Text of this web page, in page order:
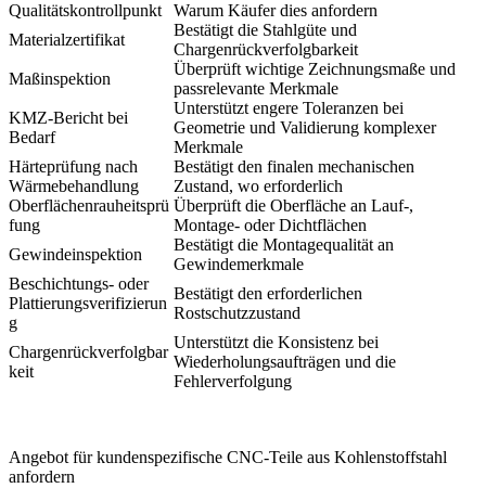
Qualitätskontrollpunkt
Warum Käufer dies anfordern
Materialzertifikat
Bestätigt die Stahlgüte und
Chargenrückverfolgbarkeit
Maßinspektion
Überprüft wichtige Zeichnungsmaße und
passrelevante Merkmale
KMZ-Bericht bei
Bedarf
Unterstützt engere Toleranzen bei
Geometrie und Validierung komplexer
Merkmale
Härteprüfung nach
Wärmebehandlung
Bestätigt den finalen mechanischen
Zustand, wo erforderlich
Oberflächenrauheitsprü
fung
Überprüft die Oberfläche an Lauf-,
Montage- oder Dichtflächen
Gewindeinspektion
Bestätigt die Montagequalität an
Gewindemerkmale
Beschichtungs- oder
Plattierungsverifizierun
g
Bestätigt den erforderlichen
Rostschutzzustand
Chargenrückverfolgbar
keit
Unterstützt die Konsistenz bei
Wiederholungsaufträgen und die
Fehlerverfolgung
Angebot für kundenspezifische CNC-Teile aus Kohlenstoffstahl
anfordern